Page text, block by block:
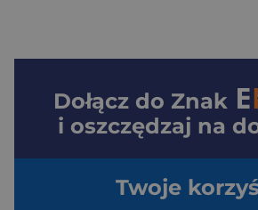
Dołącz do Znak
i oszczędzaj na
Twoje